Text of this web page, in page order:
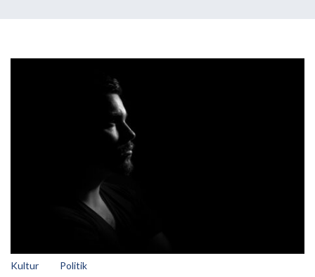
Kultur Politik